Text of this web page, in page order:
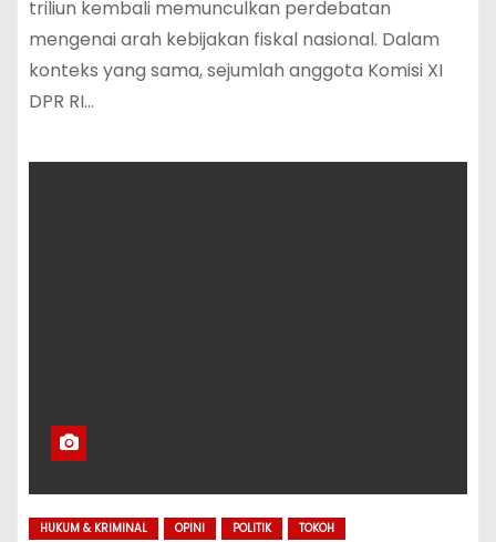
triliun kembali memunculkan perdebatan
mengenai arah kebijakan fiskal nasional. Dalam
konteks yang sama, sejumlah anggota Komisi XI
DPR RI…
HUKUM & KRIMINAL OPINI POLITIK TOKOH